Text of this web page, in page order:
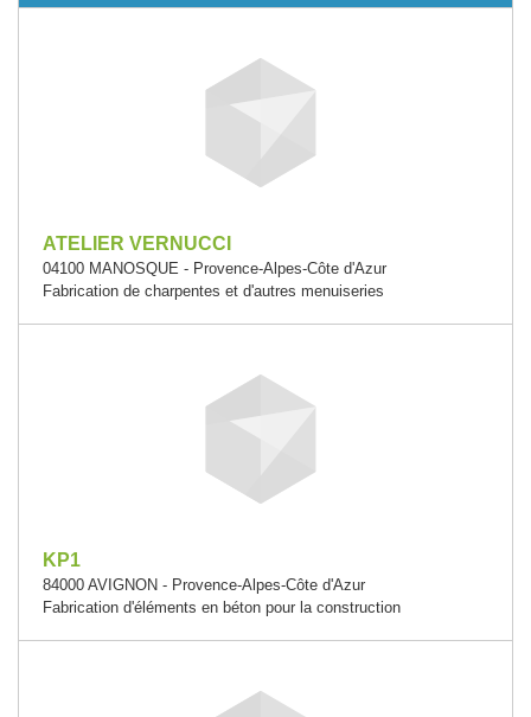
ATELIER VERNUCCI
04100 MANOSQUE - Provence-Alpes-Côte d'Azur
Fabrication de charpentes et d'autres menuiseries
KP1
84000 AVIGNON - Provence-Alpes-Côte d'Azur
Fabrication d'éléments en béton pour la construction